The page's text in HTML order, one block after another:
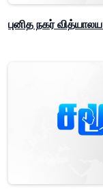
புனித நகர்